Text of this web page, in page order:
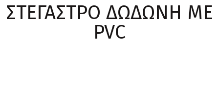
ΣΤΕΓΑΣΤΡΟ ΔΩΔΩΝΗ ΜΕ
PVC